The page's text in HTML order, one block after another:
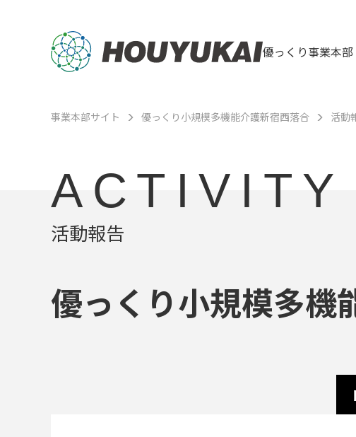
優っくり事業本部
事業本部サイト 優っくり小規模多機能介護新宿西落合 活動
ACTIVITY
活動報告
優っくり小規模多機